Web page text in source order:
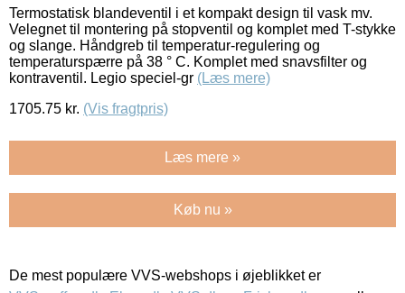
Termostatisk blandeventil i et kompakt design til vask mv.
Velegnet til montering på stopventil og komplet med T-stykke
og slange. Håndgreb til temperatur-regulering og
temperaturspærre på 38 ° C. Komplet med snavsfilter og
kontraventil. Legio speciel-gr (Læs mere)
1705.75 kr. (Vis fragtpris)
Læs mere »
Køb nu »
De mest populære VVS-webshops i øjeblikket er